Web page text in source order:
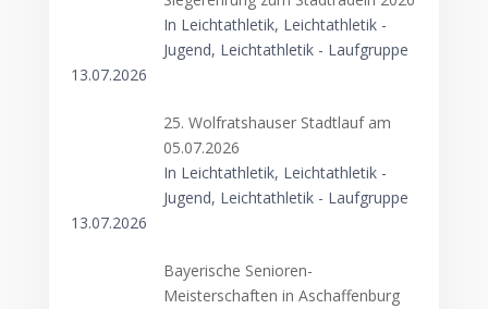
In Leichtathletik, Leichtathletik -
Jugend, Leichtathletik - Laufgruppe
13.07.2026
25. Wolfratshauser Stadtlauf am
05.07.2026
In Leichtathletik, Leichtathletik -
Jugend, Leichtathletik - Laufgruppe
13.07.2026
Bayerische Senioren-
Meisterschaften in Aschaffenburg